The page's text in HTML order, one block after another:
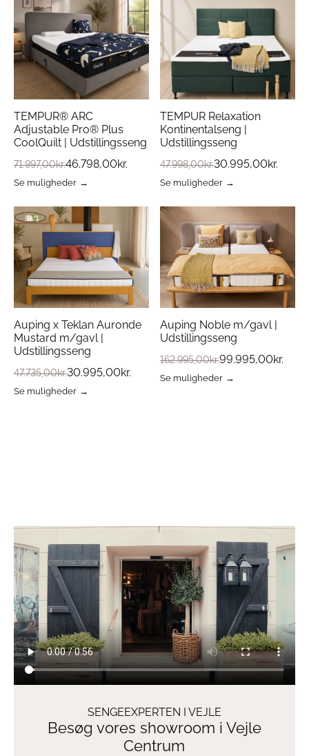
TEMPUR® ARC
Adjustable Pro® Plus
CoolQuilt | Udstillingsseng
71.997,00kr.46.798,00kr.
Se muligheder
TEMPUR Relaxation
Kontinentalseng |
Udstillingsseng
47.998,00kr.30.995,00kr.
Se muligheder
Auping x Teklan Auronde
Mustard m/gavl |
Udstillingsseng
47.735,00kr.30.995,00kr.
Se muligheder
Auping Noble m/gavl |
Udstillingsseng
162.995,00kr.99.995,00kr.
Se muligheder
SENGEEXPERTEN I VEJLE
Besøg vores showroom i Vejle
Centrum